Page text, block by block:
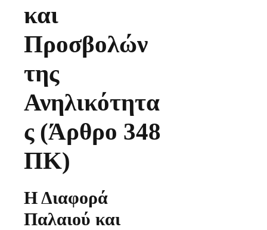
και
Προσβολών
της
Ανηλικότητα
ς (Άρθρο 348
ΠΚ)
Η Διαφορά
Παλαιού και